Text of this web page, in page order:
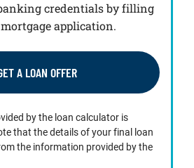
credentials by filling
application.
A LOAN OFFER
by the loan calculator is
that the details of your final loan
the information provided by the